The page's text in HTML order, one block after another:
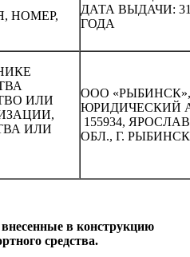
НОМЕР,
ДАТА ВЫДАЧИ:
ГОДА
ИЛИ
ИЛИ
ООО «РЫБИНСК»,
ЮРИДИЧЕСКИЙ
155934,
ОБЛ., Г.
в конструкцию
средства.